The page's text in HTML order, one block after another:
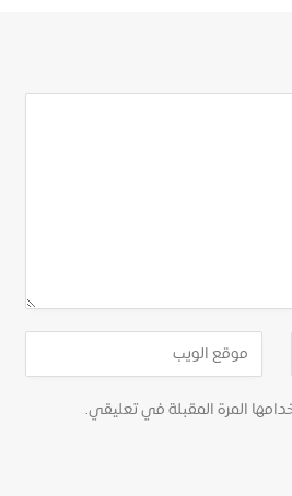
المرة المقبلة في تعليقي.